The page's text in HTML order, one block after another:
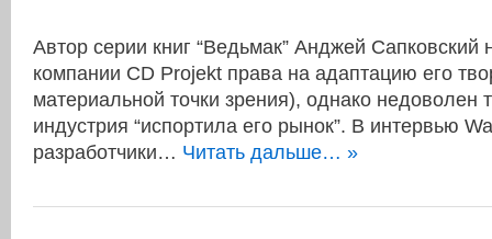
Автор серии книг “Ведьмак” Анджей Сапковский
компании CD Projekt права на адаптацию его
материальной точки зрения), однако недоволен
индустрия “испортила его рынок”. В интервью
разработчики… Читать дальше… »